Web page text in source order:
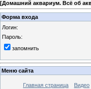
[Домашний аквариум. Всё об
Форма входа
Логин:
Пароль:
запомнить
Меню сайта
Главная страница Видео